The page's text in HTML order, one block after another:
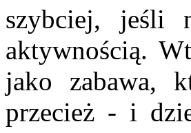
szybciej, jeśli
aktywnością.
jako zabawa,
przecież - i